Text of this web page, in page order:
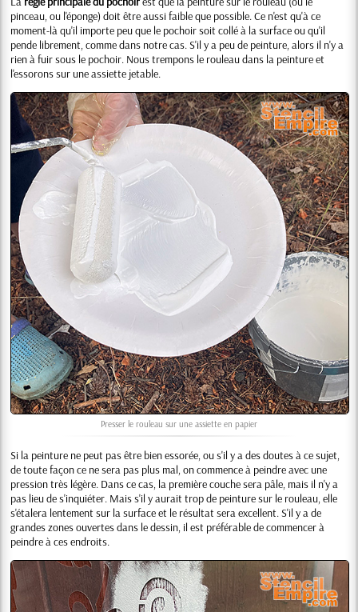
pinceau, ou l'éponge) doit être aussi faible que possible. Ce n'est qu'à ce
moment-là qu'il importe peu que le pochoir soit collé à la surface ou qu'il
pende librement, comme dans notre cas. S'il y a peu de peinture, alors il n'y a
rien à fuir sous le pochoir. Nous trempons le rouleau dans la peinture et
l'essorons sur une assiette jetable.
Presser le rouleau sur une assiette en papier
Si la peinture ne peut pas être bien essorée, ou s'il y a des doutes à ce sujet,
de toute façon ce ne sera pas plus mal, on commence à peindre avec une
pression très légère. Dans ce cas, la première couche sera pâle, mais il n'y a
pas lieu de s'inquiéter. Mais s'il y aurait trop de peinture sur le rouleau, elle
s'étalera lentement sur la surface et le résultat sera excellent. S'il y a de
grandes zones ouvertes dans le dessin, il est préférable de commencer à
peindre à ces endroits.